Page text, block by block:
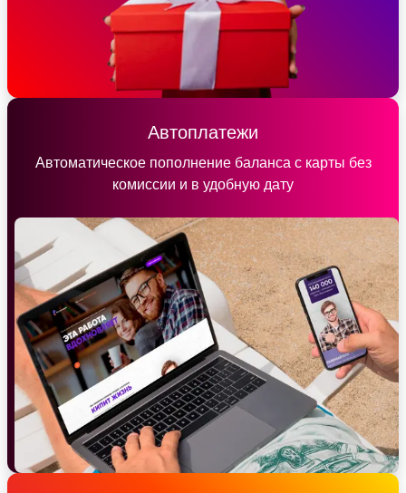
Автоплатежи
Автоматическое пополнение баланса с карты без
комиссии и в удобную дату